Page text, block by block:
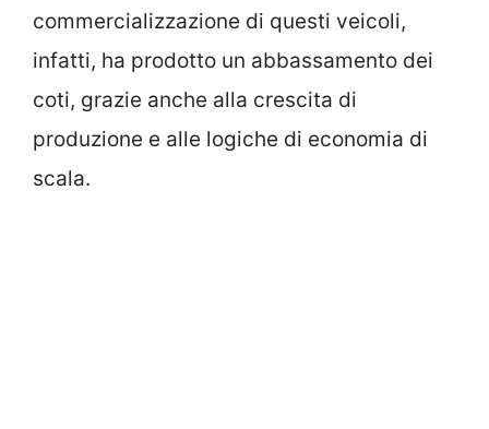
commercializzazione di questi veicoli,
infatti, ha prodotto un abbassamento dei
coti, grazie anche alla crescita di
produzione e alle logiche di economia di
scala.